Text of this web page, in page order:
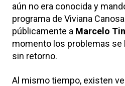
aún no era conocida y
programa de Viviana
públicamente a Marcelo
momento los problemas se
sin retorno.
Al mismo tiempo, existen